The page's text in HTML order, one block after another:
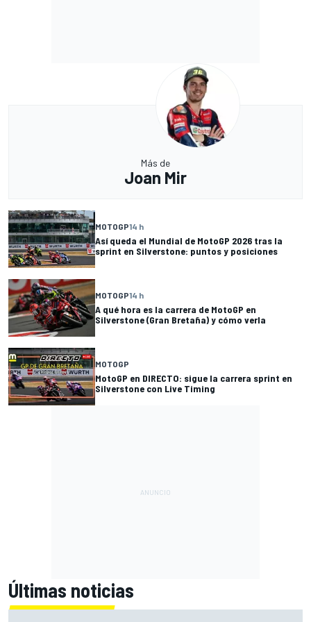
Más de
Joan Mir
MOTOGP14 h
Así queda el Mundial de MotoGP 2026 tras la
sprint en Silverstone: puntos y posiciones
MOTOGP14 h
A qué hora es la carrera de MotoGP en
Silverstone (Gran Bretaña) y cómo verla
MOTOGP
MotoGP en DIRECTO: sigue la carrera sprint en
Silverstone con Live Timing
Últimas noticias